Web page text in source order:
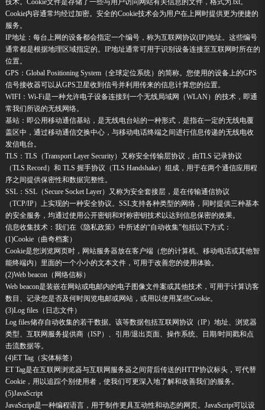
技术。Cookie文件是存储了一些与用户访问网站有关信息的文件，格式为.txt。
Cookie内容通常均经过加密。安全的Cookie技术会为用户在上网时提供更为便捷的
服务。
IP地址：每台上网的设备都会指定一个编号，称为互联网协议(IP)地址。这些编号
通常都是根据地理区域指定的。IP地址通常可用于识别设备连接至互联网时所在的
位置。
GPS：Global Positioning System（全球定位系统）的简称。您使用的设备上的GPS
信号接收器可以从GPS卫星收到信号并利用传来的信息计算您的位置。
WIFI：Wi-Fi是一种允许电子设备连接到一个无线局域网（WLAN）的技术，即通
常我们所说的无线网络。
基站：即公用移动通信基站，是无线电台站的一种形式，是指在一定的无线电覆
盖区中，通过移动通信交换中心，与移动电话终端之间进行信息传递的无线电收
发信电台。
TLS：TLS（Transport Layer Security）又称安全传输层协议，由TLS 记录协议
（TLS Record）和 TLS 握手协议（TLS Handshake）组成，用于在两个通信应用程
序之间提供保密性和数据完整性。
SSL：SSL（Secure Socket Layer）又称为安全套接层，是在传输通信协议
（TCP/IP）上实现的一种安全协议。SSL支持各种类型的网络，同时提供三种基本
的安全服务，均通过使用公开密钥和对称密钥技术以达到信息保密的效果。
信息收集技术：我们在《隐私政策》中所述的“自动收集”包括以下方式：
(1)Cookie（曲奇档案）
Cookie是您浏览网页时，网站服务器放在客户端（您的计算机、移动电话或其他智
能终端内）里面的一个小小的文本文件，可用于改善您的使用体验。
(2)Web beacon（网络信标）
Web beacon是装嵌在网站或电邮内的电子图像文件案或其他技术，可用于计算访客
数目、记录您是否及何时阅览电邮或网站，或用以使用某些Cookie。
(3)Log files（日志文件）
Log files储存自动收集的若干数据。该等数据包括互联网协议（IP）地址、浏览器
类型、互联网服务提供商（ISP）、引用/退出页面、操作系统、日期/时间戳和点
击流数据等。
(4)ET Tag（实体标签）
ET Tag是在互联网浏览器与互联网服务器之间背后传送的HTTP协议标头，可代替
Cookie，用以追踪个别使用者，使我们可更深入地了解和改善我们的服务。
(5)JavaScript
JavaScript是一种编程语言，用于制作更具互动性和动态的网页。JavaScript可以设